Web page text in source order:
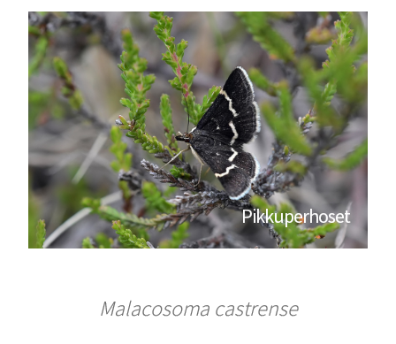
Pikkuperhoset
Malacosoma castrense